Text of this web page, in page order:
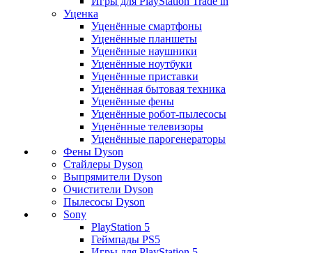
Уценка
Уценённые смартфоны
Уценённые планшеты
Уценённые наушники
Уценённые ноутбуки
Уценённые приставки
Уценённая бытовая техника
Уценённые фены
Уценённые робот-пылесосы
Уценённые телевизоры
Уценённые парогенераторы
Фены Dyson
Стайлеры Dyson
Выпрямители Dyson
Очистители Dyson
Пылесосы Dyson
Sony
PlayStation 5
Геймпады PS5